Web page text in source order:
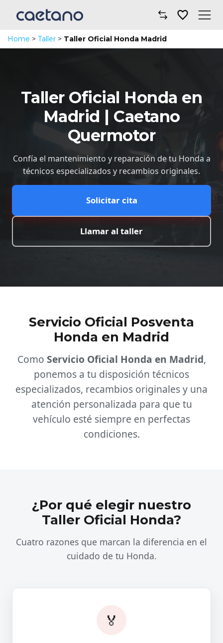
Comprar un coche
Financiación y seguros
Movilidad
Sobre nosotros
Noticias
Home > Taller > Taller Oficial Honda Madrid
Taller Oficial Honda en
Madrid | Caetano
Quermotor
Confía el mantenimiento y reparación de tu Honda a
técnicos especializados y recambios originales.
Solicitar cita
Llamar al taller
Servicio Oficial Posventa
Honda en Madrid
Como Servicio Oficial Honda en Madrid,
ponemos a tu disposición técnicos
especializados, recambios originales y una
atención personalizada para que tu
vehículo esté siempre en perfectas
condiciones.
¿Por qué elegir nuestro
Taller Oficial Honda?
Cuatro razones que marcan la diferencia en el
cuidado de tu Honda.
🏅